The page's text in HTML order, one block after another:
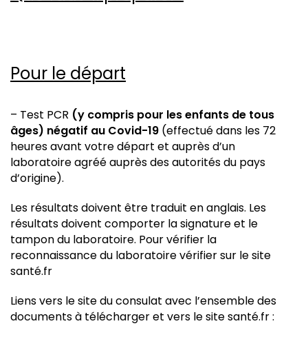
Pour le départ
– Test PCR (y compris pour les enfants de tous
âges) négatif au Covid-19 (effectué dans les 72
heures avant votre départ et auprès d’un
laboratoire agréé auprès des autorités du pays
d’origine).
Les résultats doivent être traduit en anglais. Les
résultats doivent comporter la signature et le
tampon du laboratoire. Pour vérifier la
reconnaissance du laboratoire vérifier sur le site
santé.fr
Liens vers le site du consulat avec l’ensemble des
documents à télécharger et vers le site santé.fr :